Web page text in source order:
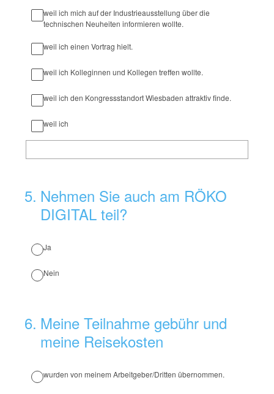
weil ich mich auf der Industrieausstellung über die
technischen Neuheiten informieren wollte.
weil ich einen Vortrag hielt.
weil ich Kolleginnen und Kollegen treffen wollte.
weil ich den Kongressstandort Wiesbaden attraktiv finde.
weil ich
5. Nehmen Sie auch am RÖKO
DIGITAL teil?
Ja
Nein
6. Meine Teilnahme gebühr und
meine Reisekosten
wurden von meinem Arbeitgeber/Dritten übernommen.